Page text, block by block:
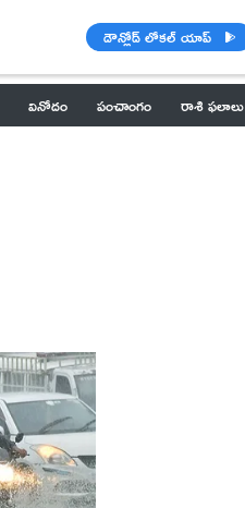
డౌన్లోడ్ లోకల్ యాప్
వినోదం పంచాంగం రాశి ఫలాలు